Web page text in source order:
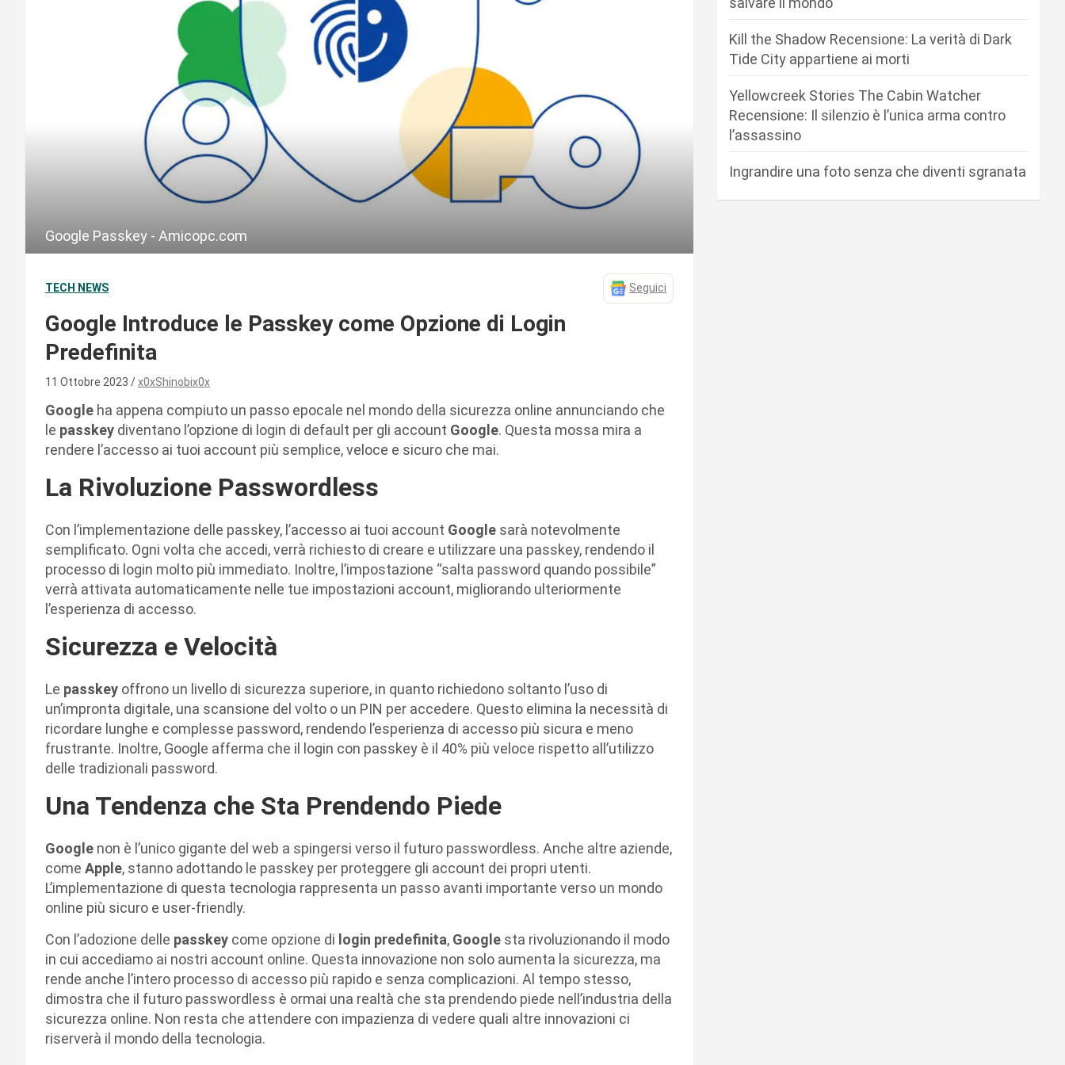
Google Passkey - Amicopc.com
TECH NEWS Seguici
Google Introduce le Passkey come Opzione di Login
Predefinita
11 Ottobre 2023 x0xShinobix0x
Google ha appena compiuto un passo epocale nel mondo della sicurezza online annunciando che
le passkey diventano l’opzione di login di default per gli account Google. Questa mossa mira a
rendere l’accesso ai tuoi account più semplice, veloce e sicuro che mai.
La Rivoluzione Passwordless
Con l’implementazione delle passkey, l’accesso ai tuoi account Google sarà notevolmente
semplificato. Ogni volta che accedi, verrà richiesto di creare e utilizzare una passkey, rendendo il
processo di login molto più immediato. Inoltre, l’impostazione “salta password quando possibile”
verrà attivata automaticamente nelle tue impostazioni account, migliorando ulteriormente
l’esperienza di accesso.
Sicurezza e Velocità
Le passkey offrono un livello di sicurezza superiore, in quanto richiedono soltanto l’uso di
un’impronta digitale, una scansione del volto o un PIN per accedere. Questo elimina la necessità di
ricordare lunghe e complesse password, rendendo l’esperienza di accesso più sicura e meno
frustrante. Inoltre, Google afferma che il login con passkey è il 40% più veloce rispetto all’utilizzo
delle tradizionali password.
Una Tendenza che Sta Prendendo Piede
Google non è l’unico gigante del web a spingersi verso il futuro passwordless. Anche altre aziende,
come Apple, stanno adottando le passkey per proteggere gli account dei propri utenti.
L’implementazione di questa tecnologia rappresenta un passo avanti importante verso un mondo
online più sicuro e user-friendly.
Con l’adozione delle passkey come opzione di login predefinita, Google sta rivoluzionando il modo
in cui accediamo ai nostri account online. Questa innovazione non solo aumenta la sicurezza, ma
rende anche l’intero processo di accesso più rapido e senza complicazioni. Al tempo stesso,
dimostra che il futuro passwordless è ormai una realtà che sta prendendo piede nell’industria della
sicurezza online. Non resta che attendere con impazienza di vedere quali altre innovazioni ci
riserverà il mondo della tecnologia.
Kill the Shadow Recensione: La verità di Dark
Tide City appartiene ai morti
Yellowcreek Stories The Cabin Watcher
Recensione: Il silenzio è l’unica arma contro
l’assassino
Ingrandire una foto senza che diventi sgranata